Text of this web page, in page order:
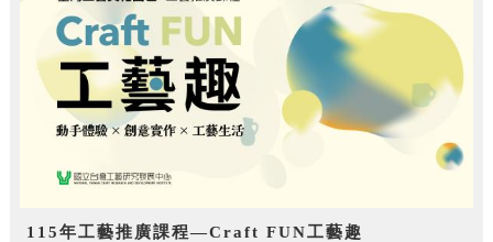
115年工藝推廣課程—Craft FUN工藝趣